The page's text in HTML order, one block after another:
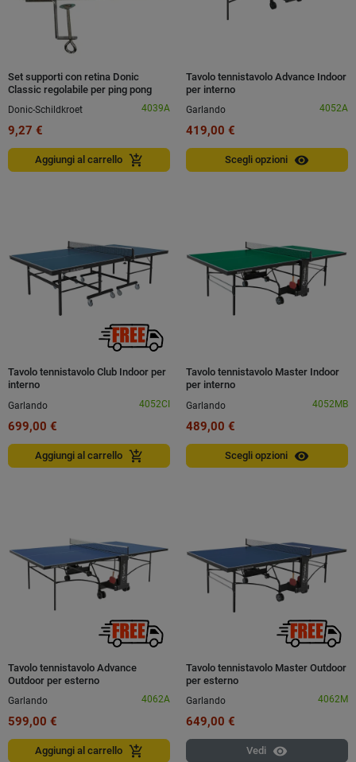
Set supporti con retina Donic
Classic regolabile per ping pong
Donic-Schildkroet
4039A
9,27 €
Aggiungi al carrello add_shopping_cart
Tavolo tennistavolo Advance Indoor
per interno
Garlando
4052A
419,00 €
Scegli opzioni visibility
Tavolo tennistavolo Club Indoor per
interno
Garlando
4052CI
699,00 €
Aggiungi al carrello add_shopping_cart
Tavolo tennistavolo Master Indoor
per interno
Garlando
4052MB
489,00 €
Scegli opzioni visibility
Tavolo tennistavolo Advance
Outdoor per esterno
Garlando
4062A
599,00 €
Aggiungi al carrello add_shopping_cart
Tavolo tennistavolo Master Outdoor
per esterno
Garlando
4062M
649,00 €
Vedi visibility